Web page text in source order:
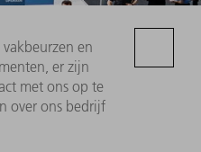
vakbeurzen en
er zijn
met ons op te
over ons bedrijf